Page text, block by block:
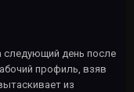
следующий день после
профиль, взяв
из